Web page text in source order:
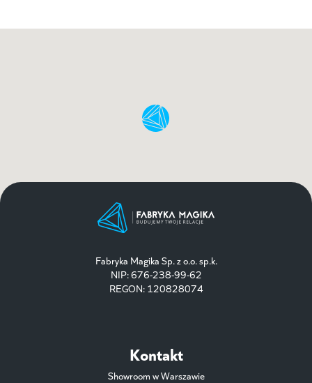
Fabryka Magika Sp. z o.o. sp.k.
NIP: 676-238-99-62
REGON: 120828074
Kontakt
Showroom w Warszawie